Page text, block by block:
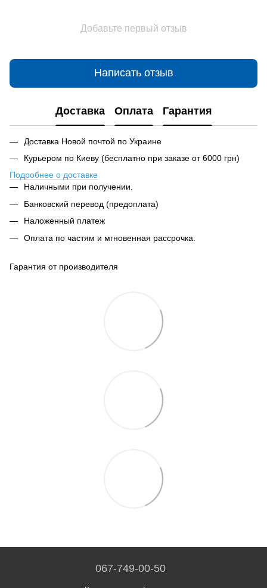
Добавьте первый отзыв
Написать отзыв
Доставка Оплата Гарантия
Доставка Новой почтой по Украине
Курьером по Киеву (бесплатно при заказе от 6000 грн)
Подробнее о доставке
Наличными при получении.
Банковский перевод (предоплата)
Наложенный платеж
Оплата по частям и мгновенная рассрочка.
Гарантия от производителя
067-749-00-50